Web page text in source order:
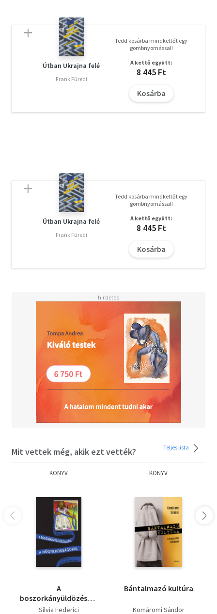
Útban Ukrajna felé
Frank Füredi
Tedd kosárba mindkettőt egy
gombnyomással!
A kettő együtt:
8 445 Ft
Kosárba
Útban Ukrajna felé
Frank Füredi
Tedd kosárba mindkettőt egy
gombnyomással!
A kettő együtt:
8 445 Ft
Kosárba
Mit vettek még, akik ezt vették? Teljes lista
KÖNYV
A
boszorkányüldözésektől
a nőgyilkosságokig
Silvia Federici
KÖNYV
Bántalmazó kultúra
Komáromi Sándor